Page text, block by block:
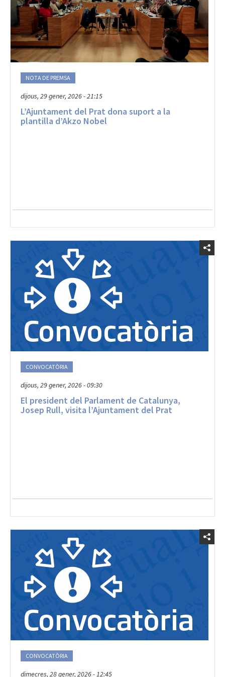
dijous, 29 gener, 2026 - 21:15
L’Ajuntament del Prat dona suport a la
plantilla d’Akzo Nobel
dijous, 29 gener, 2026 - 09:30
El president del Parlament de Catalunya,
Josep Rull, visita l’Ajuntament del Prat
dimecres, 28 gener, 2026 - 12:45